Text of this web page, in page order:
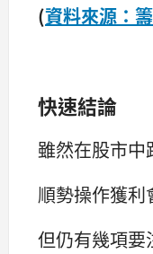
(資料來源：
快速結論
雖然在股市中
順勢操作獲利
但仍有幾項要